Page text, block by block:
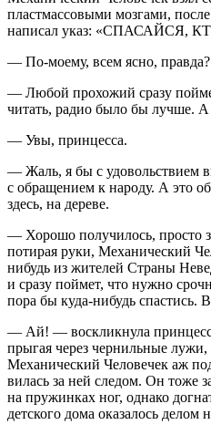
пластмассовыми мозгами,
написал указ: «СПАСАЙСЯ,
— По-моему, всем ясно, правда?
— Любой прохожий сразу
читать, радио было бы лучше. А
— Увы, принцесса.
— Жаль, я бы с удовольствием
с обращением к народу. А это
здесь, на дереве.
— Хорошо получилось, просто
потирая руки, Механический
нибудь из жителей Страны
и сразу поймет, что нужно
пора бы куда-нибудь спастись.
— Ай! — воскликнула
прыгая через чернильные лужи,
Механический Человечек аж
вилась за ней следом. Он тоже
на пружинках ног, однако
детского дома оказалось делом